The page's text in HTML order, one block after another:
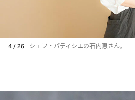
4 / 26 シェフ・パティシエの石内恵さん。